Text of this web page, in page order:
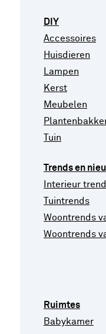
DIY
Accessoires
Huisdieren
Lampen
Kerst
Meubelen
Tuin
Trends en
Interieur
Tuintrends
Woontrends
Woontrends
Ruimtes
Babykamer